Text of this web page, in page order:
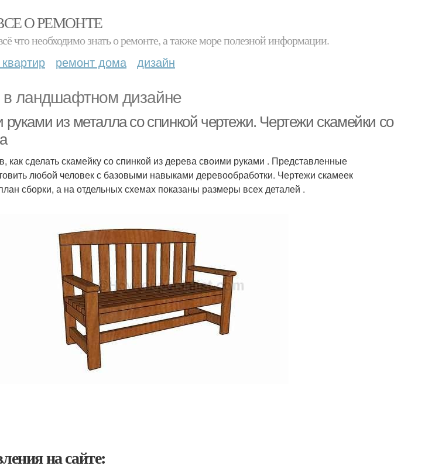
О РЕМОНТЕ
что необходимо знать о ремонте, а также море полезной информации.
ремонт дома дизайн
в ландшафтном дизайне
из металла со спинкой чертежи. Чертежи скамейки со
как сделать скамейку со спинкой из дерева своими руками . Представленные
любой человек с базовыми навыками деревообработки. Чертежи скамеек
сборки, а на отдельных схемах показаны размеры всех деталей .
на сайте: